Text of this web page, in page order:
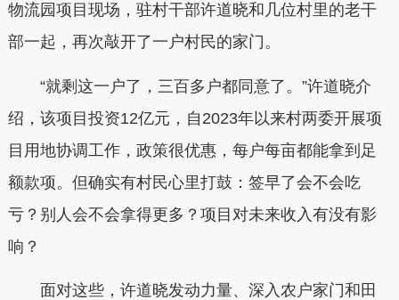
物流园项目现场，驻村干部许道晓和几位村里的老干
部一起，再次敲开了一户村民的家门。
“就剩这一户了，三百多户都同意了。”许道晓介
绍，该项目投资12亿元，自2023年以来村两委开展项
目用地协调工作，政策很优惠，每户每亩都能拿到足
额款项。但确实有村民心里打鼓：签早了会不会吃
亏？别人会不会拿得更多？项目对未来收入有没有影
响？
面对这些，许道晓发动力量、深入农户家门和田